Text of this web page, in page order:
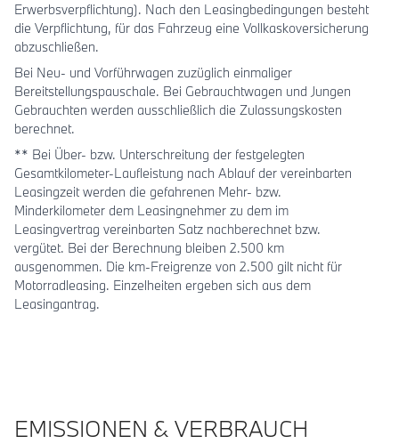
Erwerbsverpflichtung). Nach den Leasingbedingungen besteht
die Verpflichtung, für das Fahrzeug eine Vollkaskoversicherung
abzuschließen.
Bei Neu- und Vorführwagen zuzüglich einmaliger
Bereitstellungspauschale. Bei Gebrauchtwagen und Jungen
Gebrauchten werden ausschließlich die Zulassungskosten
berechnet.
** Bei Über- bzw. Unterschreitung der festgelegten
Gesamtkilometer-Laufleistung nach Ablauf der vereinbarten
Leasingzeit werden die gefahrenen Mehr- bzw.
Minderkilometer dem Leasingnehmer zu dem im
Leasingvertrag vereinbarten Satz nachberechnet bzw.
vergütet. Bei der Berechnung bleiben 2.500 km
ausgenommen. Die km-Freigrenze von 2.500 gilt nicht für
Motorradleasing. Einzelheiten ergeben sich aus dem
Leasingantrag.
EMISSIONEN & VERBRAUCH